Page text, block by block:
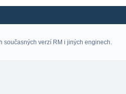
současných verzí RM i jiných enginech.